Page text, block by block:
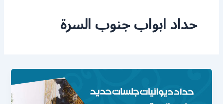
حداد ابواب جنوب السرة